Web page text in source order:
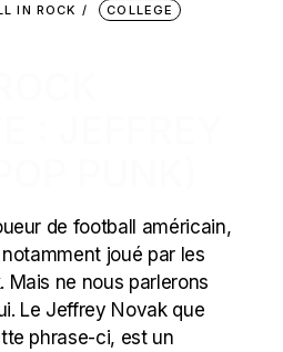
IN ROCK
COLLEGE
de football américain,
joué par les
Mais ne nous parlerons
Le Jeffrey Novak que
phrase-ci, est un